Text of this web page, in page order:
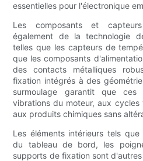
essentielles pour l'électronique
Les composants et
également de la technologie
telles que les capteurs de
que les composants
des contacts métalliques
fixation intégrés à des
surmoulage garantit que ces
vibrations du moteur, aux
aux produits chimiques sans
Les éléments intérieurs tels
du tableau de bord, les
supports de fixation sont